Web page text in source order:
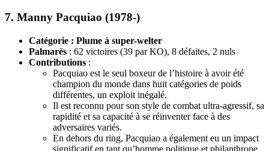
7. Manny Pacquiao (1978-)
Catégorie : Plume à super-welter
Palmarès : 62 victoires (39 par KO), 8 défaites, 2 nuls
Contributions :
Pacquiao est le seul boxeur de l’histoire à avoir été
champion du monde dans huit catégories de poids
différentes, un exploit inégalé.
Il est reconnu pour son style de combat ultra-agressif, sa
rapidité et sa capacité à se réinventer face à des
adversaires variés.
En dehors du ring, Pacquiao a également eu un impact
significatif en tant qu’homme politique et philanthrope